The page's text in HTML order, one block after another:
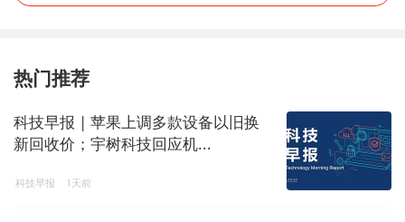
热门推荐
科技早报 | 苹果上调多款设备以旧换
新回收价；宇树科技回应机...
科技早报 1天前